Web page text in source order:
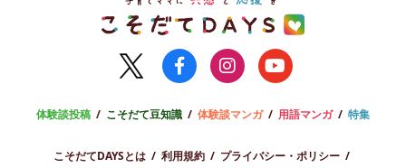
体験談投稿 こそだて豆知識 体験談マンガ 用語マンガ 特集
こそだてDAYSとは 利用規約 プライバシー・ポリシー